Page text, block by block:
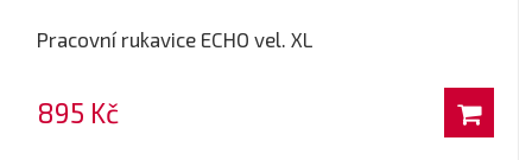
Pracovní rukavice ECHO vel. XL
895 Kč